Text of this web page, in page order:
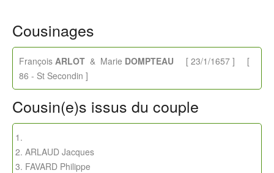
Cousinages
François ARLOT & Marie DOMPTEAU [ 23/1/1657 ] [
86 - St Secondin ]
Cousin(e)s issus du couple
ARLAUD Jacques
FAVARD Philippe